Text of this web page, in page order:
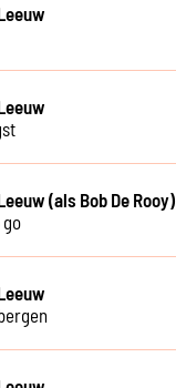
(als Bob De Rooy)
go